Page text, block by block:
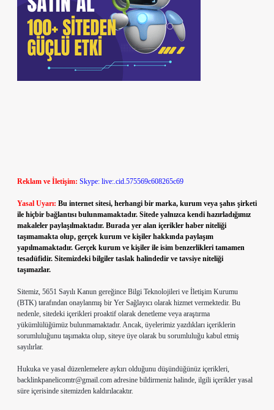
Reklam ve İletişim: Skype: live:.cid.575569c608265c69
Yasal Uyarı: Bu internet sitesi, herhangi bir marka, kurum veya şahıs şirketi
ile hiçbir bağlantısı bulunmamaktadır. Sitede yalnızca kendi hazırladığımız
makaleler paylaşılmaktadır. Burada yer alan içerikler haber niteliği
taşımamakta olup, gerçek kurum ve kişiler hakkında paylaşım
yapılmamaktadır. Gerçek kurum ve kişiler ile isim benzerlikleri tamamen
tesadüfidir. Sitemizdeki bilgiler taslak halindedir ve tavsiye niteliği
taşımazlar.
Sitemiz, 5651 Sayılı Kanun gereğince Bilgi Teknolojileri ve İletişim Kurumu
(BTK) tarafından onaylanmış bir Yer Sağlayıcı olarak hizmet vermektedir. Bu
nedenle, sitedeki içerikleri proaktif olarak denetleme veya araştırma
yükümlülüğümüz bulunmamaktadır. Ancak, üyelerimiz yazdıkları içeriklerin
sorumluluğunu taşımakta olup, siteye üye olarak bu sorumluluğu kabul etmiş
sayılırlar.
Hukuka ve yasal düzenlemelere aykırı olduğunu düşündüğünüz içerikleri,
backlinkpanelicomtr@gmail.com adresine bildirmeniz halinde, ilgili içerikler yasal
süre içerisinde sitemizden kaldırılacaktır.